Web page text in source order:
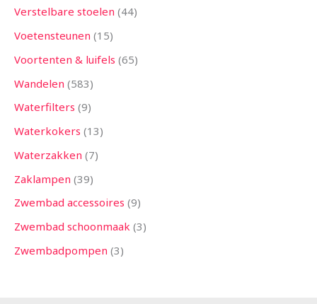
Verstelbare stoelen 44
Voetensteunen 15
Voortenten & luifels 65
Wandelen 583
Waterfilters 9
Waterkokers 13
Waterzakken 7
Zaklampen 39
Zwembad accessoires 9
Zwembad schoonmaak 3
Zwembadpompen 3